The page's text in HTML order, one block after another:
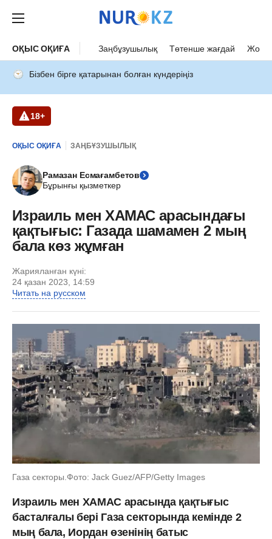
ОҚЫС ОҚИҒА Заңбұзушылық Төтенше жағдай Жол
Бізбен бірге қатарынан болған күндеріңіз
18+
ОҚЫС ОҚИҒА ЗАҢБҰЗУШЫЛЫҚ
Рамазан Есмағамбетов
Бұрынғы қызметкер
Израиль мен ХАМАС арасындағы
қақтығыс: Газада шамамен 2 мың
бала көз жұмған
Жарияланған күні:
24 қазан 2023, 14:59
Читать на русском
Газа секторы.Фото: Jack Guez/AFP/Getty Images
Израиль мен ХАМАС арасында қақтығыс
басталғалы бері Газа секторында кемінде 2
мың бала, Иордан өзенінің батыс